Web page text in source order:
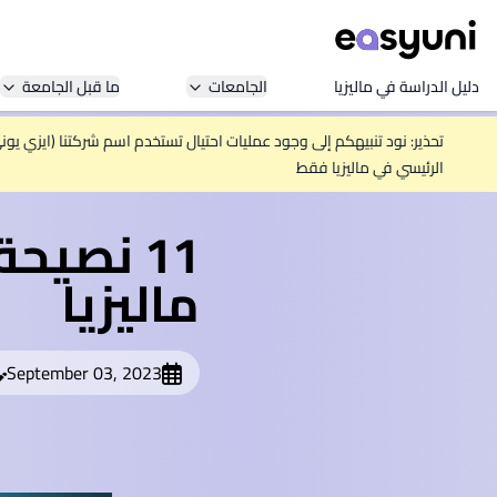
دليل الدراسة في ماليزيا الجامعات ما قبل الجامعة
تحذير: نود تنبيهكم إلى وجود عمليات احتيال تستخدم اسم شركتنا (ايزي
الرئيسي في ماليزيا فقط
11
ماليزيا
September 03, 2023